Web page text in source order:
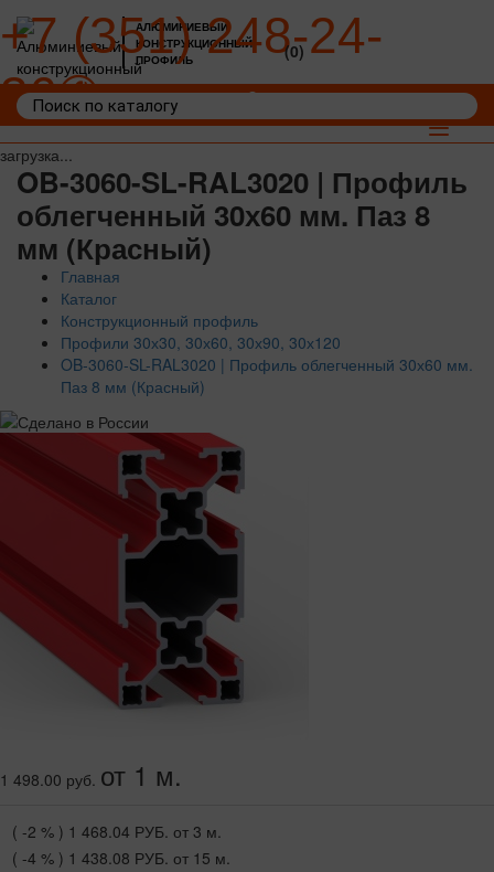
загрузка...
АЛЮМИНИЕВЫЙ
КОНСТРУКЦИОННЫЙ
ПРОФИЛЬ
+7 (351) 248-24-
36
(0)
Toggle
OB-3060-SL-RAL3020 | Профиль
облегченный 30х60 мм. Паз 8
мм (Красный)
Главная
Каталог
Конструкционный профиль
Профили 30х30, 30х60, 30х90, 30х120
OB-3060-SL-RAL3020 | Профиль облегченный 30х60 мм.
Паз 8 мм (Красный)
1 498.00 руб. от 1 м.
( -2 % ) 1 468.04 РУБ. от 3 м.
( -4 % ) 1 438.08 РУБ. от 15 м.